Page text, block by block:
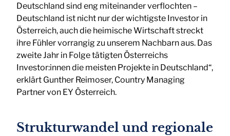
Deutschland sind eng miteinander verflochten –
Deutschland ist nicht nur der wichtigste Investor in
Österreich, auch die heimische Wirtschaft streckt
ihre Fühler vorrangig zu unserem Nachbarn aus. Das
zweite Jahr in Folge tätigten Österreichs
Investor:innen die meisten Projekte in Deutschland“,
erklärt Gunther Reimoser, Country Managing
Partner von EY Österreich.
Strukturwandel und regionale